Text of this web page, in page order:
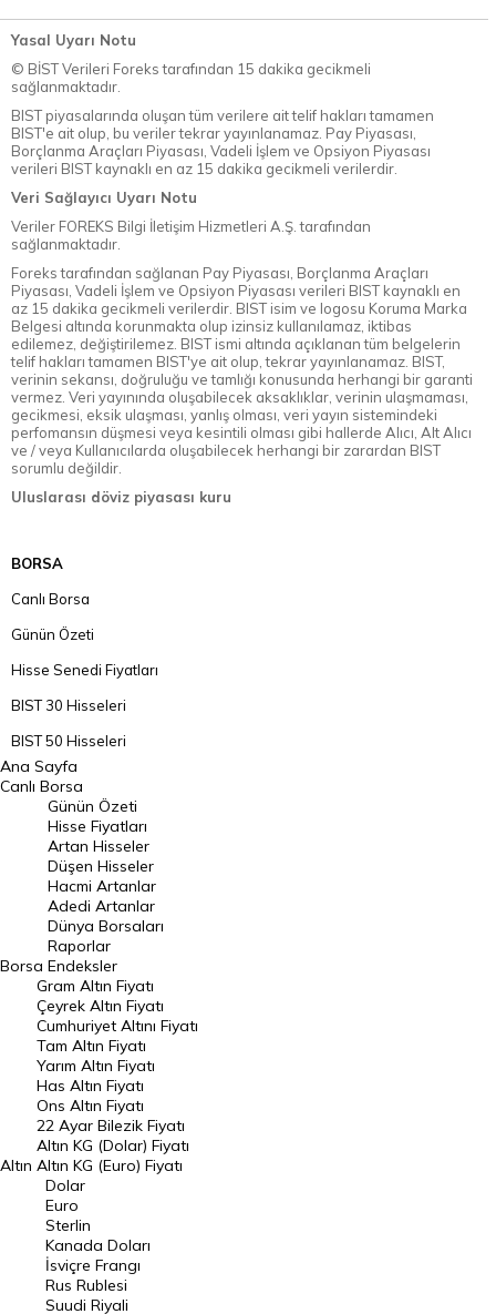
Yasal Uyarı Notu
© BİST Verileri Foreks tarafından 15 dakika gecikmeli
sağlanmaktadır.
BIST piyasalarında oluşan tüm verilere ait telif hakları tamamen
BIST'e ait olup, bu veriler tekrar yayınlanamaz. Pay Piyasası,
Borçlanma Araçları Piyasası, Vadeli İşlem ve Opsiyon Piyasası
verileri BIST kaynaklı en az 15 dakika gecikmeli verilerdir.
Veri Sağlayıcı Uyarı Notu
Veriler FOREKS Bilgi İletişim Hizmetleri A.Ş. tarafından
sağlanmaktadır.
Foreks tarafından sağlanan Pay Piyasası, Borçlanma Araçları
Piyasası, Vadeli İşlem ve Opsiyon Piyasası verileri BIST kaynaklı en
az 15 dakika gecikmeli verilerdir. BIST isim ve logosu Koruma Marka
Belgesi altında korunmakta olup izinsiz kullanılamaz, iktibas
edilemez, değiştirilemez. BIST ismi altında açıklanan tüm belgelerin
telif hakları tamamen BIST'ye ait olup, tekrar yayınlanamaz. BIST,
verinin sekansı, doğruluğu ve tamlığı konusunda herhangi bir garanti
vermez. Veri yayınında oluşabilecek aksaklıklar, verinin ulaşmaması,
gecikmesi, eksik ulaşması, yanlış olması, veri yayın sistemindeki
perfomansın düşmesi veya kesintili olması gibi hallerde Alıcı, Alt Alıcı
ve / veya Kullanıcılarda oluşabilecek herhangi bir zarardan BIST
sorumlu değildir.
Uluslarası döviz piyasası kuru
BORSA
Canlı Borsa
Günün Özeti
Hisse Senedi Fiyatları
BIST 30 Hisseleri
BIST 50 Hisseleri
BIST 100 Hisseleri
En Çok Artan Hisseler
En Çok Düşen Hisseler
Hacmi Artanlar
Geçmiş Kapanışlar
Dünya Borsaları
Raporlar
Endeksler
DÖVİZ
Döviz Kuru
Dolar Kuru
Euro Kuru
Pound Kuru
Frank Kuru
Riyal Kuru
Ana Sayfa
Canlı Borsa
Borsa
Günün Özeti
Hisse Fiyatları
Artan Hisseler
Düşen Hisseler
Hacmi Artanlar
Adedi Artanlar
Dünya Borsaları
Raporlar
Endeksler
Altın
Gram Altın Fiyatı
Çeyrek Altın Fiyatı
Cumhuriyet Altını Fiyatı
Tam Altın Fiyatı
Yarım Altın Fiyatı
Has Altın Fiyatı
Ons Altın Fiyatı
22 Ayar Bilezik Fiyatı
Altın KG (Dolar) Fiyatı
Altın KG (Euro) Fiyatı
Dolar
Euro
Sterlin
Kanada Doları
İsviçre Frangı
Rus Rublesi
Suudi Riyali